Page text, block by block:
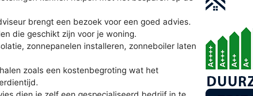
brengt een bezoek voor een goed advies.
die geschikt zijn voor je woning.
zonnepanelen installeren, zonneboiler laten
zoals een kostenbegroting wat het